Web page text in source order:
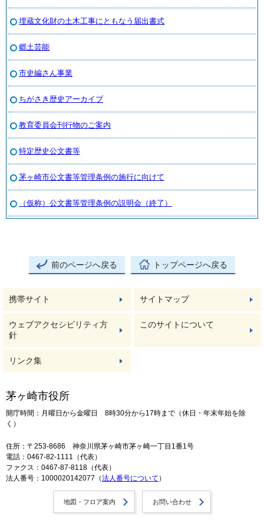
埋蔵文化財の土木工事にともなう届出書式
郷土芸能
市史編さん事業
ちがさき歴史アーカイブ
教育委員会刊行物のご案内
特定歴史公文書等
茅ヶ崎市公文書等管理条例の施行に向けて
（仮称）公文書等管理条例の説明会（終了）
前のページへ戻る トップページへ戻る
携帯サイト サイトマップ
ウェブアクセシビリティ方
針
このサイトについて
リンク集
茅ヶ崎市役所
開庁時間：月曜日から金曜日 8時30分から17時まで（休日・年末年始を除
く）
住所：〒253-8686 神奈川県茅ヶ崎市茅ヶ崎一丁目1番1号
電話：0467-82-1111（代表）
ファクス：0467-87-8118（代表）
法人番号：1000020142077（法人番号について ）
地図・フロア案内 お問い合わせ